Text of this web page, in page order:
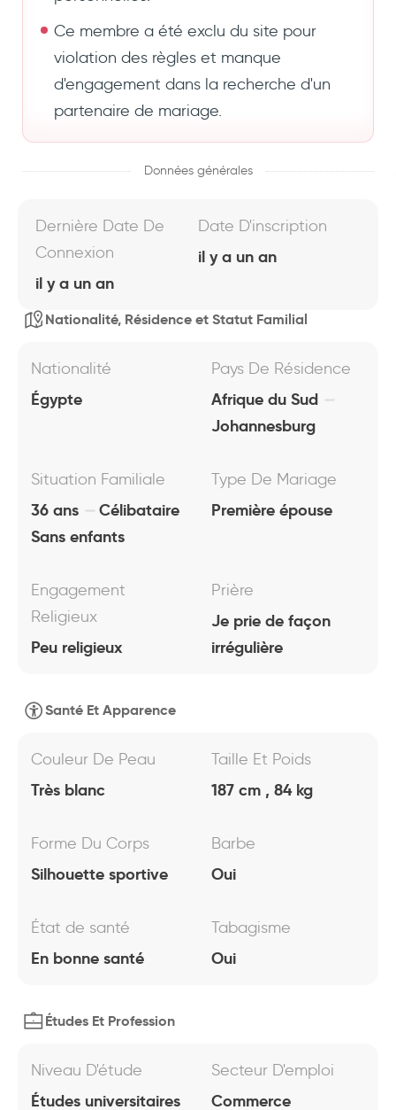
Ce membre a été exclu du site pour
violation des règles et manque
d'engagement dans la recherche d'un
partenaire de mariage.
Données générales
Dernière Date De
Connexion
il y a un an
Date D'inscription
il y a un an
Nationalité, Résidence et Statut Familial
Nationalité
Égypte
Pays De Résidence
Afrique du Sud
Johannesburg
Situation Familiale
36 ans
Célibataire
Sans enfants
Type De Mariage
Première épouse
Engagement
Religieux
Peu religieux
Prière
Je prie de façon
irrégulière
Santé Et Apparence
Couleur De Peau
Très blanc
Taille Et Poids
187 cm , 84 kg
Forme Du Corps
Silhouette sportive
Barbe
Oui
État de santé
En bonne santé
Tabagisme
Oui
Études Et Profession
Niveau D'étude
Études universitaires
Secteur D'emploi
Commerce